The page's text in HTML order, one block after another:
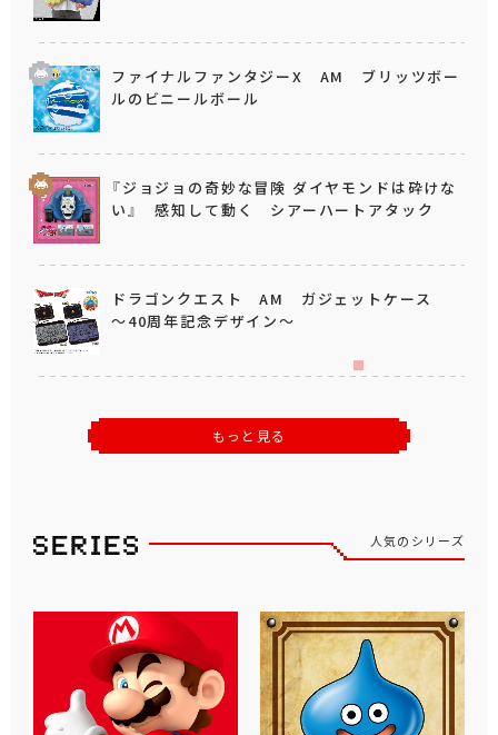
ファイナルファンタジーX AM ブリッツボー
ルのビニールボール
『ジョジョの奇妙な冒険 ダイヤモンドは砕けな
い』 感知して動く シアーハートアタック
ドラゴンクエスト AM ガジェットケース
～40周年記念デザイン～
もっと見る
人気のシリーズ